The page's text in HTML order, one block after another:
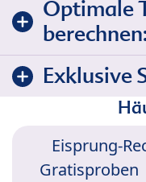
Optimale
Exklusive
Eisprung-
Gratisproben